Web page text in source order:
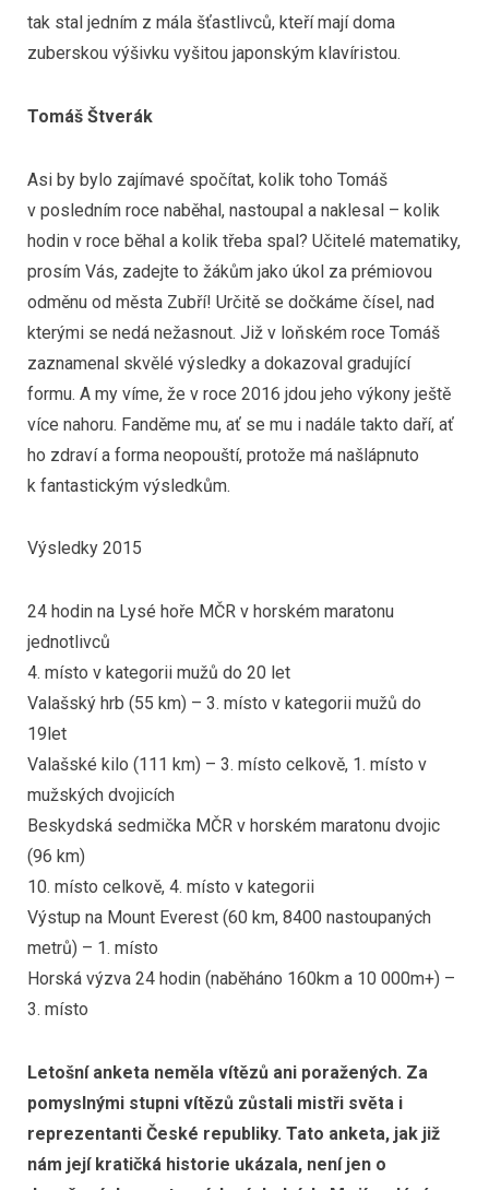
tak stal jedním z mála šťastlivců, kteří mají doma
zuberskou výšivku vyšitou japonským klavíristou.
Tomáš Štverák
Asi by bylo zajímavé spočítat, kolik toho Tomáš
v posledním roce naběhal, nastoupal a naklesal – kolik
hodin v roce běhal a kolik třeba spal? Učitelé matematiky,
prosím Vás, zadejte to žákům jako úkol za prémiovou
odměnu od města Zubří! Určitě se dočkáme čísel, nad
kterými se nedá nežasnout. Již v loňském roce Tomáš
zaznamenal skvělé výsledky a dokazoval gradující
formu. A my víme, že v roce 2016 jdou jeho výkony ještě
více nahoru. Fanděme mu, ať se mu i nadále takto daří, ať
ho zdraví a forma neopouští, protože má našlápnuto
k fantastickým výsledkům.
Výsledky 2015
24 hodin na Lysé hoře MČR v horském maratonu
jednotlivců
4. místo v kategorii mužů do 20 let
Valašský hrb (55 km) – 3. místo v kategorii mužů do
19let
Valašské kilo (111 km) – 3. místo celkově, 1. místo v
mužských dvojicích
Beskydská sedmička MČR v horském maratonu dvojic
(96 km)
10. místo celkově, 4. místo v kategorii
Výstup na Mount Everest (60 km, 8400 nastoupaných
metrů) – 1. místo
Horská výzva 24 hodin (naběháno 160km a 10 000m+) –
3. místo
Letošní anketa neměla vítězů ani poražených. Za
pomyslnými stupni vítězů zůstali mistři světa i
reprezentanti České republiky. Tato anketa, jak již
nám její kratičká historie ukázala, není jen o